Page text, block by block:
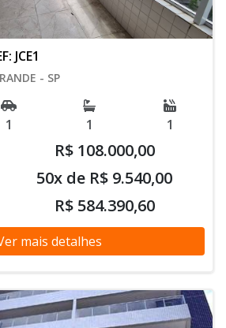
JCE1
- SP
1 1 1
R$ 108.000,00
50x de R$ 9.540,00
R$ 584.390,60
mais detalhes